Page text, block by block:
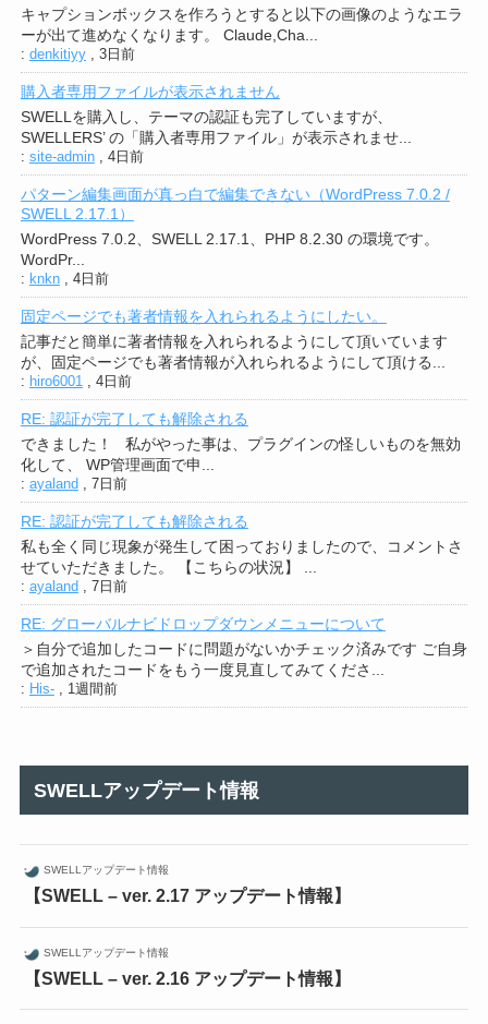
キャプションボックスを作ろうとすると以下の画像のようなエラ
ーが出て進めなくなります。 Claude,Cha...
: denkitiyy, 3日前
購入者専用ファイルが表示されません
SWELLを購入し、テーマの認証も完了していますが、
SWELLERS’ の「購入者専用ファイル」が表示されませ...
: site-admin, 4日前
パターン編集画面が真っ白で編集できない（WordPress 7.0.2 /
SWELL 2.17.1）
WordPress 7.0.2、SWELL 2.17.1、PHP 8.2.30 の環境です。
WordPr...
: knkn, 4日前
固定ページでも著者情報を入れられるようにしたい。
記事だと簡単に著者情報を入れられるようにして頂いています
が、固定ページでも著者情報が入れられるようにして頂ける...
: hiro6001, 4日前
RE: 認証が完了しても解除される
できました！ 私がやった事は、プラグインの怪しいものを無効
化して、 WP管理画面で申...
: ayaland , 7日前
RE: 認証が完了しても解除される
私も全く同じ現象が発生して困っておりましたので、コメントさ
せていただきました。 【こちらの状況】 ...
: ayaland , 7日前
RE: グローバルナビドロップダウンメニューについて
＞自分で追加したコードに問題がないかチェック済みです ご自身
で追加されたコードをもう一度見直してみてくださ...
: His-, 1週間前
SWELLアップデート情報
SWELLアップデート情報
【SWELL – ver. 2.17 アップデート情報】
SWELLアップデート情報
【SWELL – ver. 2.16 アップデート情報】